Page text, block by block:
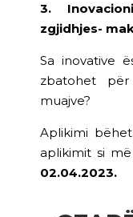
3.
zgjidhjes-
Sa inovative
zbatohet
muajve?
Aplikimi
aplikimit si
02.04.2023.